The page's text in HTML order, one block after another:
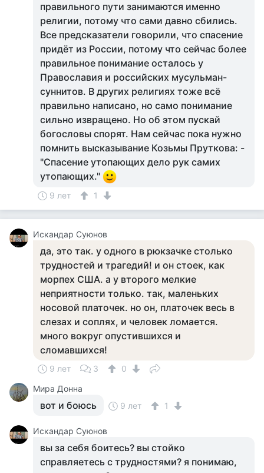
правильного пути занимаются именно
религии, потому что сами давно сбились.
Все предсказатели говорили, что спасение
придёт из России, потому что сейчас более
правильное понимание осталось у
Православия и российских мусульман-
суннитов. В других религиях тоже всё
правильно написано, но само понимание
сильно извращено. Но об этом пускай
богословы спорят. Нам сейчас пока нужно
помнить высказывание Козьмы Пруткова: -
"Спасение утопающих дело рук самих
утопающих."
9 лет 1
Искандар Суюнов
да, это так. у одного в рюкзачке столько
трудностей и трагедий! и он стоек, как
морпех США. а у второго мелкие
неприятности только. так, маленьких
носовой платочек. но он, платочек весь в
слезах и соплях, и человек ломается.
много вокруг опустившихся и
сломавшихся!
9 лет 3
0
Мира Донна
вот и боюсь 9 лет 1
Искандар Суюнов
вы за себя боитесь? вы стойко
справляетесь с трудностями? я понимаю,